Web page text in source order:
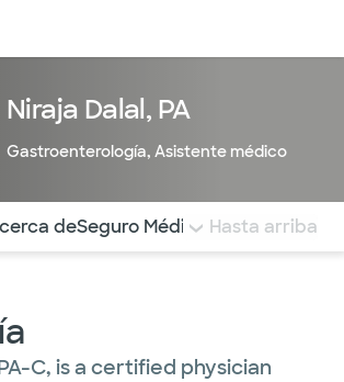
Niraja Dalal, PA
Gastroenterología, Asistente médico
para saltar rápidamente a
deSeguro Médico COMENTARIOS
Hasta arriba
C, is a certified physician